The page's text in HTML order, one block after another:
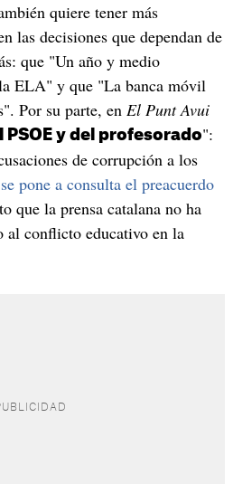
quiere tener más
las decisiones que dependan de
que "Un año y medio
ELA" y que "La banca móvil
Por su parte, en El Punt Avui
PSOE y del profesorado":
de corrupción a los
se pone a consulta el preacuerdo
que la prensa catalana no ha
al conflicto educativo en la